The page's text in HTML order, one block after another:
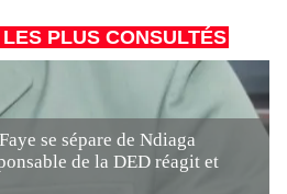
PLUS CONSULTÉS
se sépare de Ndiaga
de la DED réagit et